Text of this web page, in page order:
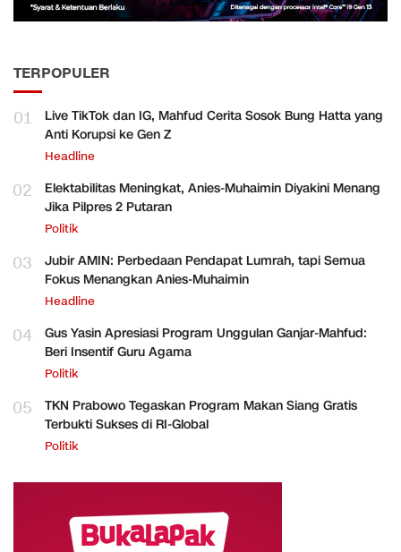
TERPOPULER
01
Live TikTok dan IG, Mahfud Cerita Sosok Bung Hatta yang
Anti Korupsi ke Gen Z
Headline
02
Elektabilitas Meningkat, Anies-Muhaimin Diyakini Menang
Jika Pilpres 2 Putaran
Politik
03
Jubir AMIN: Perbedaan Pendapat Lumrah, tapi Semua
Fokus Menangkan Anies-Muhaimin
Headline
04
Gus Yasin Apresiasi Program Unggulan Ganjar-Mahfud:
Beri Insentif Guru Agama
Politik
05
TKN Prabowo Tegaskan Program Makan Siang Gratis
Terbukti Sukses di RI-Global
Politik